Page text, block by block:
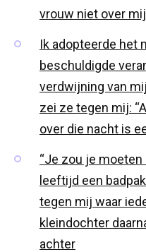
vrouw niet over
Ik adopteerde het
beschuldigde
verdwijning van
zei ze tegen mij:
over die nacht is
“Je zou je
leeftijd een
tegen mij waar
kleindochter
achter